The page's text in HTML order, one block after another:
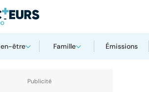
être Famille Émissions